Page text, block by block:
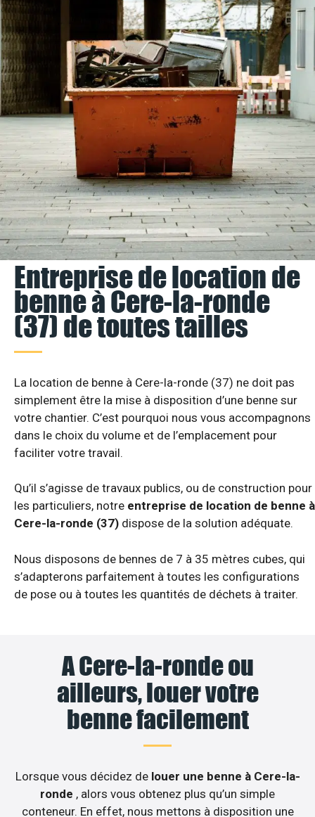
Entreprise de location de
benne à Cere-la-ronde
(37) de toutes tailles
La location de benne à Cere-la-ronde (37) ne doit pas
simplement être la mise à disposition d’une benne sur
votre chantier. C’est pourquoi nous vous accompagnons
dans le choix du volume et de l’emplacement pour
faciliter votre travail.
Qu’il s’agisse de travaux publics, ou de construction pour
les particuliers, notre entreprise de location de benne à
Cere-la-ronde (37) dispose de la solution adéquate.
Nous disposons de bennes de 7 à 35 mètres cubes, qui
s’adapterons parfaitement à toutes les configurations
de pose ou à toutes les quantités de déchets à traiter.
A Cere-la-ronde ou
ailleurs, louer votre
benne facilement
Lorsque vous décidez de louer une benne à Cere-la-
ronde , alors vous obtenez plus qu’un simple
conteneur. En effet, nous mettons à disposition une